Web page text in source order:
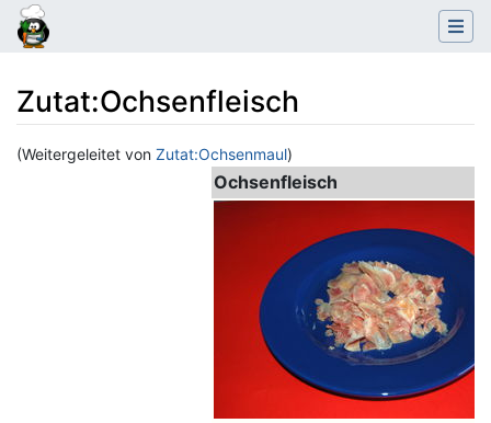
Zutat:Ochsenfleisch
(Weitergeleitet von Zutat:Ochsenmaul)
,Suche
Ochsenfleisch